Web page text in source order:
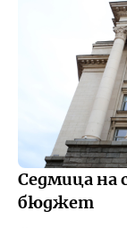
Седмица на
бюджет